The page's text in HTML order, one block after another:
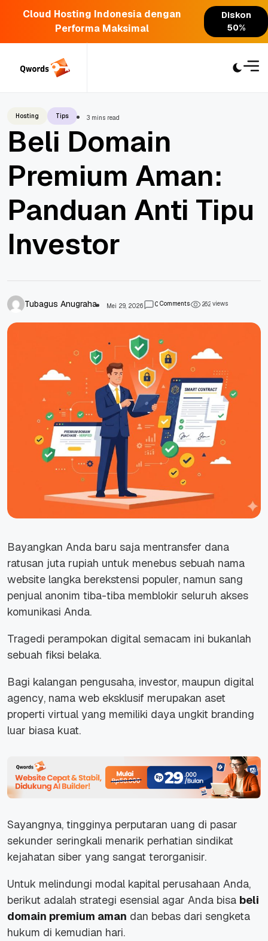
Cloud Hosting Indonesia dengan
Performa Maksimal
Diskon
50%
Hosting Tips 3 mins read
Beli Domain
Premium Aman:
Panduan Anti Tipu
Investor
Tubagus Anugraha Mei 29, 2026 0Comments 262views
Bayangkan Anda baru saja mentransfer dana
ratusan juta rupiah untuk menebus sebuah nama
website langka berekstensi populer, namun sang
penjual anonim tiba-tiba memblokir seluruh akses
komunikasi Anda.
Tragedi perampokan digital semacam ini bukanlah
sebuah fiksi belaka.
Bagi kalangan pengusaha, investor, maupun digital
agency, nama web eksklusif merupakan aset
properti virtual yang memiliki daya ungkit branding
luar biasa kuat.
Sayangnya, tingginya perputaran uang di pasar
sekunder seringkali menarik perhatian sindikat
kejahatan siber yang sangat terorganisir.
Untuk melindungi modal kapital perusahaan Anda,
berikut adalah strategi esensial agar Anda bisa beli
domain premium aman dan bebas dari sengketa
hukum di kemudian hari.